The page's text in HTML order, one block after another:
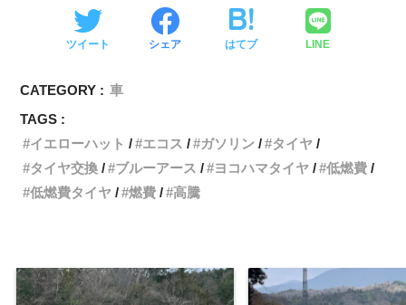
ツイート シェア はてブ LINE
CATEGORY : 車
TAGS :
イエローハット
エコス ガソリン
タイヤ
タイヤ交換
ブルーアース ヨコハマタイヤ
低燃費
低燃費タイヤ
燃費 高騰